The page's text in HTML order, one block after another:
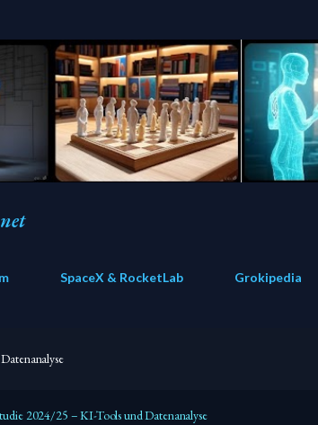
SpaceX & RocketLab Grokipedia
2024/25 – KI-Tools und Datenanalyse